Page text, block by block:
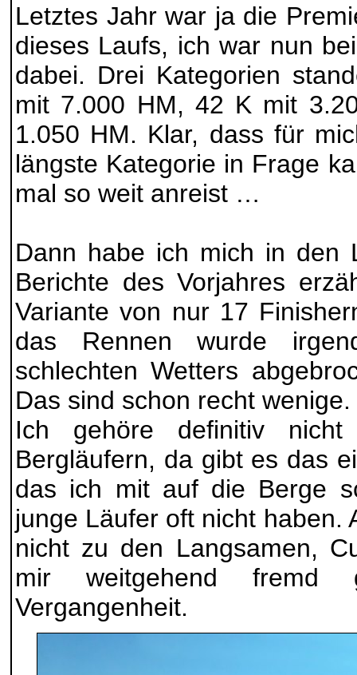
Letztes Jahr war ja die
dieses Laufs, ich war nun
dabei. Drei Kategorien
mit 7.000 HM, 42 K mit
1.050 HM. Klar, dass für
längste Kategorie in Frage
mal so weit anreist …
Dann habe ich mich in den
Berichte des Vorjahres
Variante von nur 17
das Rennen wurde
schlechten Wetters
Das sind schon recht wenige.
Ich gehöre definitiv
Bergläufern, da gibt es das
das ich mit auf die Berge
junge Läufer oft nicht haben.
nicht zu den Langsamen,
mir weitgehend fremd
Vergangenheit.